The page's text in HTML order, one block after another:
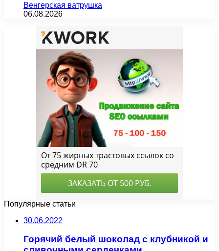
Венгерская ватрушка
06.08.2026
Популярные статьи
30.06.2022
Горячий белый шоколад с клубникой и